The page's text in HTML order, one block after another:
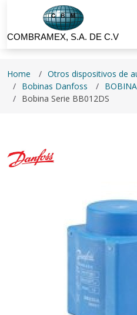
COMBRAMEX, S.A. DE C.V
Home
Otros dispositivos de
Bobinas Danfoss
Bobina Serie BB012DS